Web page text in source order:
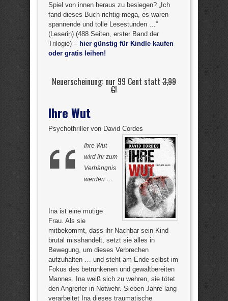
Spiel von innen heraus zu besiegen? „Ich
fand dieses Buch richtig mega, es waren
spannende und tolle Lesestunden …“
(Leserin) (488 Seiten, erster Band der
Trilogie) – hier günstig für Kindle kaufen
oder gratis leihen!
Neuerscheinung: nur 99 Cent statt 3,99
€!
Ihre Wut
Psychothriller von David Cordes
Ihre Wut
wird ihr zum
Verhängnis
werden …
Ina ist eine mutige
Frau. Als sie
mitbekommt, dass ihr Nachbar sein Kind
brutal misshandelt, setzt sie alles in
Bewegung, um dieses Verbrechen
aufzuhalten … und steht am Ende selbst im
Fokus des betrunkenen und gewaltbereiten
Mannes. Ina weiß sich zu wehren, sie tötet
den Angreifer in Notwehr. Sieben Jahre lang
verarbeitet Ina dieses traumatische